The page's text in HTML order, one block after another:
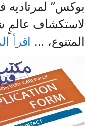
بوكس” لمرتاديه
لاستكشاف عالمٍ
المتنوع، ... اقرأ